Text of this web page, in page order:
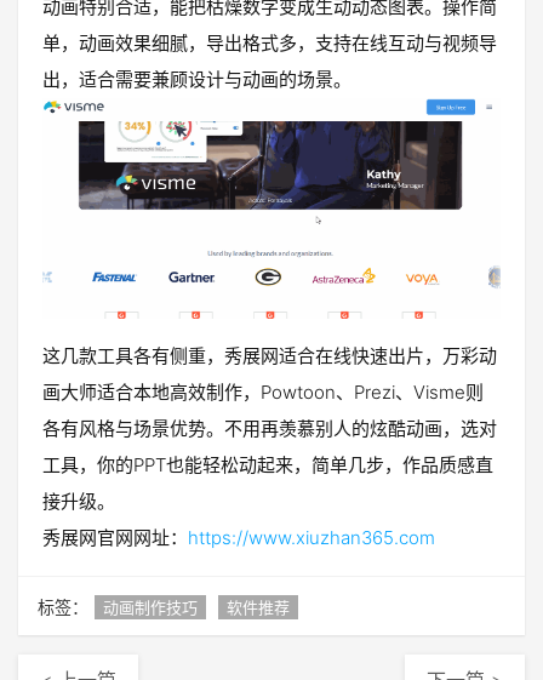
动画特别合适，能把枯燥数字变成生动动态图表。操作简
单，动画效果细腻，导出格式多，支持在线互动与视频导
出，适合需要兼顾设计与动画的场景。
这几款工具各有侧重，秀展网适合在线快速出片，万彩动
画大师适合本地高效制作，Powtoon、Prezi、Visme则
各有风格与场景优势。不用再羡慕别人的炫酷动画，选对
工具，你的PPT也能轻松动起来，简单几步，作品质感直
接升级。
秀展网官网网址： https://www.xiuzhan365.com
标签： 动画制作技巧 软件推荐